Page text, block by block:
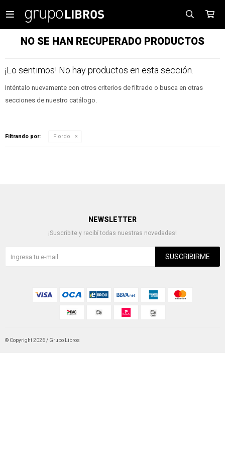

NO SE HAN RECUPERADO PRODUCTOS
¡Lo sentimos! No hay productos en esta sección.
Inténtalo nuevamente con otros criterios de filtrado o busca en otras
secciones de nuestro catálogo.
Filtrando por: Fiordo
NEWSLETTER
¡Suscribite y recibí todas nuestras novedades!
SUSCRIBIRME
© Copyright 2026 / Grupo Libros